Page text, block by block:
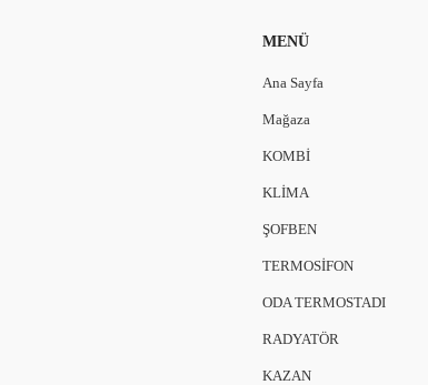
MENÜ
Ana Sayfa
Mağaza
KOMBİ
KLİMA
ŞOFBEN
TERMOSİFON
ODA TERMOSTADI
RADYATÖR
KAZAN